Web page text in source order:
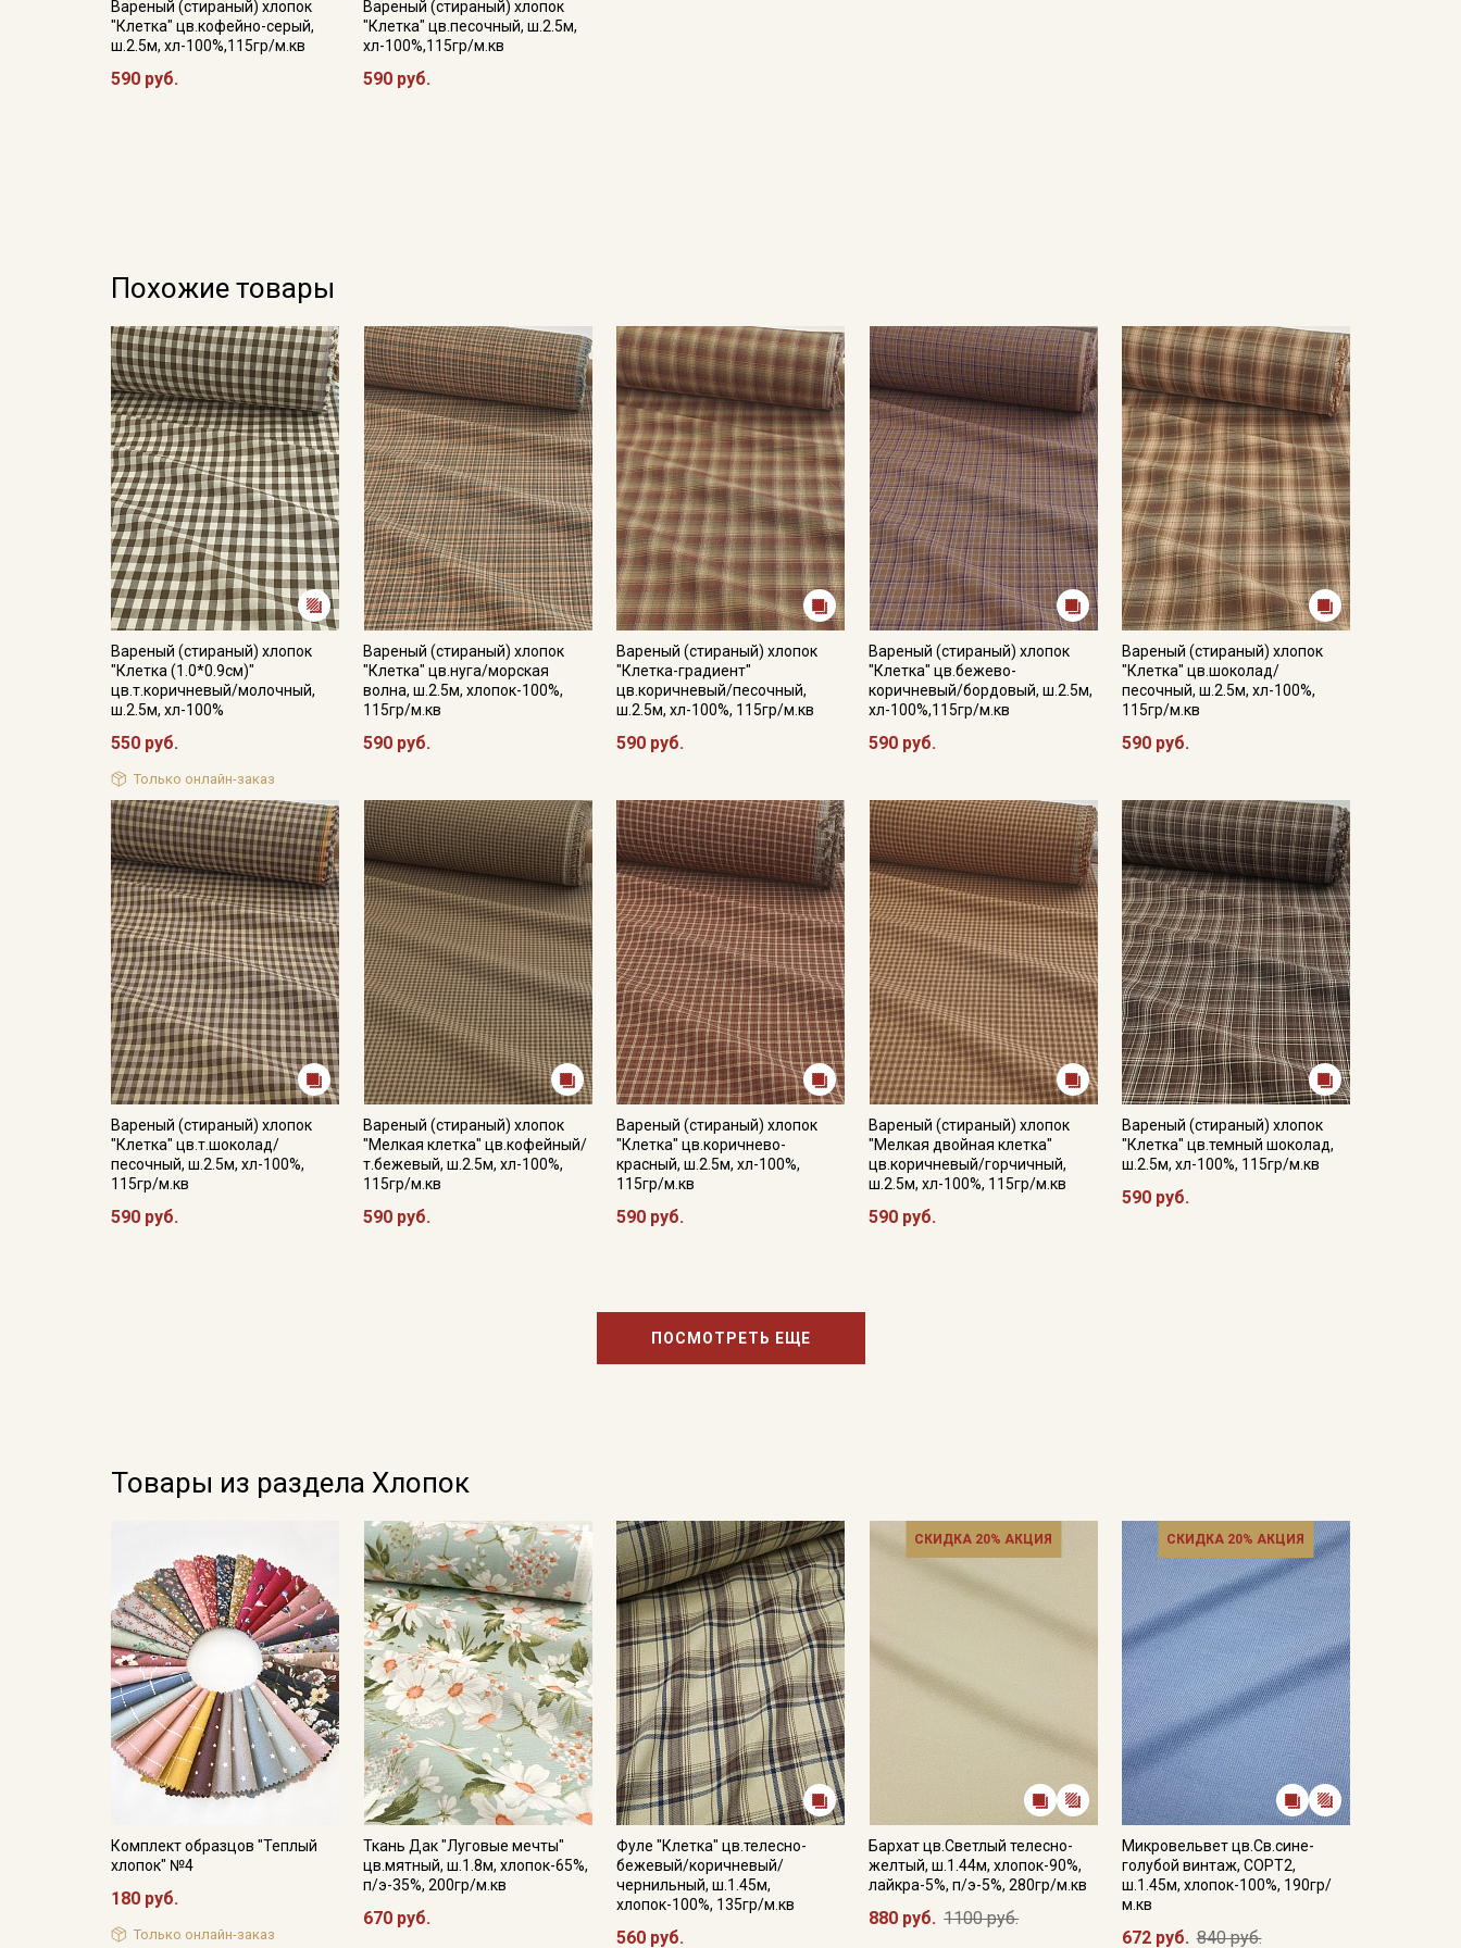
Вареный (стираный) хлопок
"Клетка" цв.кофейно-серый,
ш.2.5м, хл-100%,115гр/м.кв
590 руб.
Вареный (стираный) хлопок
"Клетка" цв.песочный, ш.2.5м,
хл-100%,115гр/м.кв
590 руб.
Похожие товары
Вареный (стираный) хлопок
"Клетка (1.0*0.9см)"
цв.т.коричневый/молочный,
ш.2.5м, хл-100%
550 руб.
Только онлайн-заказ
Вареный (стираный) хлопок
"Клетка" цв.нуга/морская
волна, ш.2.5м, хлопок-100%,
115гр/м.кв
590 руб.
Вареный (стираный) хлопок
"Клетка-градиент"
цв.коричневый/песочный,
ш.2.5м, хл-100%, 115гр/м.кв
590 руб.
Вареный (стираный) хлопок
"Клетка" цв.бежево-
коричневый/бордовый, ш.2.5м,
хл-100%,115гр/м.кв
590 руб.
Вареный (стираный) хлопок
"Клетка" цв.шоколад/
песочный, ш.2.5м, хл-100%,
115гр/м.кв
590 руб.
Вареный (стираный) хлопок
"Клетка" цв.т.шоколад/
песочный, ш.2.5м, хл-100%,
115гр/м.кв
590 руб.
Вареный (стираный) хлопок
"Мелкая клетка" цв.кофейный/
т.бежевый, ш.2.5м, хл-100%,
115гр/м.кв
590 руб.
Вареный (стираный) хлопок
"Клетка" цв.коричнево-
красный, ш.2.5м, хл-100%,
115гр/м.кв
590 руб.
Вареный (стираный) хлопок
"Мелкая двойная клетка"
цв.коричневый/горчичный,
ш.2.5м, хл-100%, 115гр/м.кв
590 руб.
Вареный (стираный) хлопок
"Клетка" цв.темный шоколад,
ш.2.5м, хл-100%, 115гр/м.кв
590 руб.
ПОСМОТРЕТЬ ЕЩЕ
Товары из раздела Хлопок
Комплект образцов "Теплый
хлопок" №4
180 руб.
Только онлайн-заказ
Ткань Дак "Луговые мечты"
цв.мятный, ш.1.8м, хлопок-65%,
п/э-35%, 200гр/м.кв
670 руб.
Фуле "Клетка" цв.телесно-
бежевый/коричневый/
чернильный, ш.1.45м,
хлопок-100%, 135гр/м.кв
560 руб.
СКИДКА 20% АКЦИЯ
Бархат цв.Светлый телесно-
желтый, ш.1.44м, хлопок-90%,
лайкра-5%, п/э-5%, 280гр/м.кв
880 руб. 1100 руб.
СКИДКА 20% АКЦИЯ
Микровельвет цв.Св.сине-
голубой винтаж, СОРТ2,
ш.1.45м, хлопок-100%, 190гр/
м.кв
672 руб. 840 руб.
Мы публикуем здесь дополнительные
промокоды и скидки до 30% на узкие
категории тканей
Электронная почта
Подписаться
Ознакомлен(а) сПолитикой обработки персональных
данных
и даю Согласие на обработку персональных
данных
Даю
Согласие на получение рекламных и
информационных рассылок